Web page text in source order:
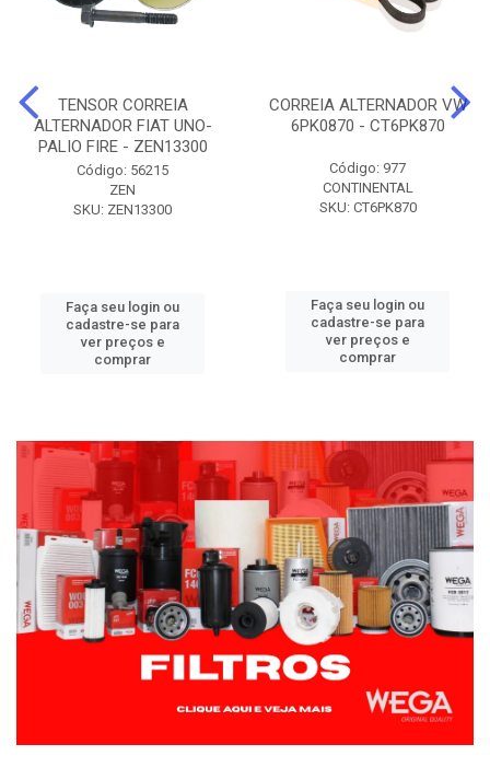
TENSOR CORREIA
ALTERNADOR FIAT UNO-
PALIO FIRE - ZEN13300
Código: 56215
ZEN
SKU: ZEN13300
Faça seu login ou
cadastre-se para
ver preços e
comprar
CORREIA ALTERNADOR VW
6PK0870 - CT6PK870
Código: 977
CONTINENTAL
SKU: CT6PK870
Faça seu login ou
cadastre-se para
ver preços e
comprar